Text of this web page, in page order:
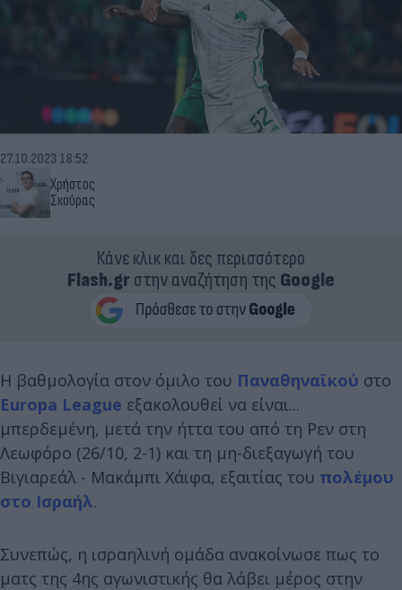
Χρήστος
Σκούρας
27.10.2023 18:52
Κάνε κλικ και δες περισσότερο
Flash.grστην αναζήτηση της Google
Η βαθμολογία στον όμιλο του Παναθηναϊκού στο
Europa League εξακολουθεί να είναι...
μπερδεμένη, μετά την ήττα του από τη Ρεν στη
Λεωφόρο (26/10, 2-1) και τη μη-διεξαγωγή του
Βιγιαρεάλ - Μακάμπι Χάιφα, εξαιτίας του πολέμου
στο Ισραήλ.
Συνεπώς, η ισραηλινή ομάδα ανακοίνωσε πως το
ματς της 4ης αγωνιστικής θα λάβει μέρος στην